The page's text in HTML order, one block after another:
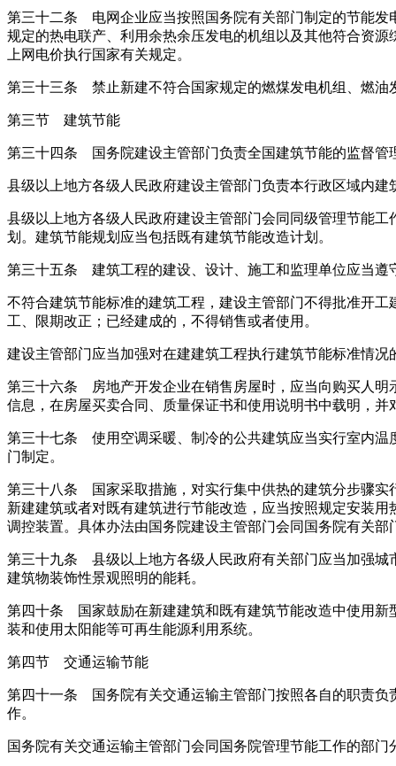
第三十二条 电网企业应当按照国务院有关部门制定的节能发
规定的热电联产、利用余热余压发电的机组以及其他符合资
上网电价执行国家有关规定。
第三十三条 禁止新建不符合国家规定的燃煤发电机组、燃油
第三节 建筑节能
第三十四条 国务院建设主管部门负责全国建筑节能的监督管
县级以上地方各级人民政府建设主管部门负责本行政区域内建
县级以上地方各级人民政府建设主管部门会同同级管理节能
划。建筑节能规划应当包括既有建筑节能改造计划。
第三十五条 建筑工程的建设、设计、施工和监理单位应当遵
不符合建筑节能标准的建筑工程，建设主管部门不得批准开
工、限期改正；已经建成的，不得销售或者使用。
建设主管部门应当加强对在建建筑工程执行建筑节能标准情况
第三十六条 房地产开发企业在销售房屋时，应当向购买人明
信息，在房屋买卖合同、质量保证书和使用说明书中载明，并
第三十七条 使用空调采暖、制冷的公共建筑应当实行室内温
门制定。
第三十八条 国家采取措施，对实行集中供热的建筑分步骤实
新建建筑或者对既有建筑进行节能改造，应当按照规定安装
调控装置。具体办法由国务院建设主管部门会同国务院有关部
第三十九条 县级以上地方各级人民政府有关部门应当加强城
建筑物装饰性景观照明的能耗。
第四十条 国家鼓励在新建建筑和既有建筑节能改造中使用新
装和使用太阳能等可再生能源利用系统。
第四节 交通运输节能
第四十一条 国务院有关交通运输主管部门按照各自的职责负
作。
国务院有关交通运输主管部门会同国务院管理节能工作的部